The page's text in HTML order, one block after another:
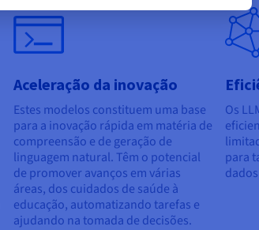
Aceleração da inovação
Estes modelos constituem uma base
para a inovação rápida em matéria de
compreensão e de geração de
linguagem natural. Têm o potencial
de promover avanços em várias
áreas, dos cuidados de saúde à
educação, automatizando tarefas e
ajudando na tomada de decisões.
Os
para